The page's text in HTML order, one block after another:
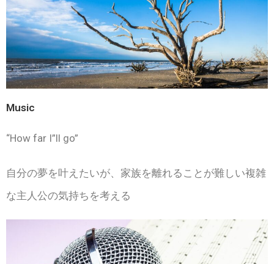
Music
“How far I”ll go”
自分の夢を叶えたいが、家族を離れることが難しい複雑
な主人公の気持ちを考える